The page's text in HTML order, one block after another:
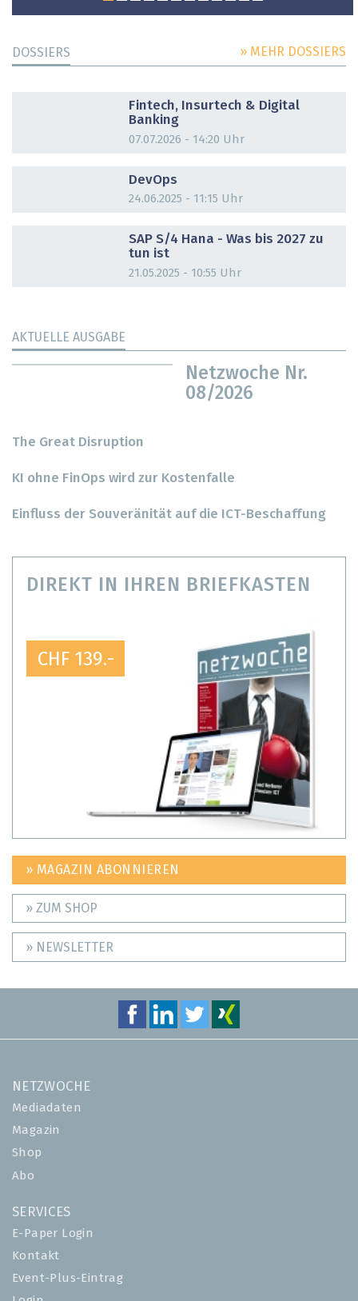
DOSSIERS » MEHR DOSSIERS
Fintech, Insurtech & Digital
Banking
07.07.2026 - 14:20 Uhr
DevOps
24.06.2025 - 11:15 Uhr
SAP S/4 Hana - Was bis 2027 zu
tun ist
21.05.2025 - 10:55 Uhr
AKTUELLE AUSGABE
Netzwoche Nr.
08/2026
The Great Disruption
KI ohne FinOps wird zur Kostenfalle
Einfluss der Souveränität auf die ICT-Beschaffung
DIREKT IN IHREN BRIEFKASTEN
CHF 139.-
» MAGAZIN ABONNIEREN
» ZUM SHOP
» NEWSLETTER
NETZWOCHE
Mediadaten
Magazin
Shop
Abo
SERVICES
E-Paper Login
Kontakt
Event-Plus-Eintrag